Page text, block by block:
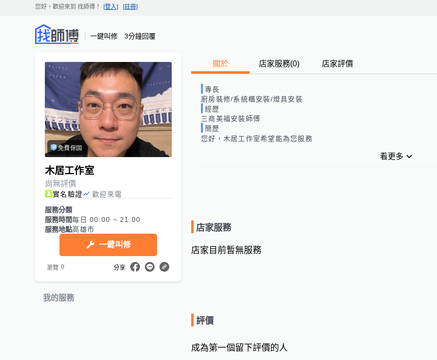
您好，歡迎來到 找師傅 ！ [登入] [註冊]
一鍵叫修 3分鐘回覆
免費保固
木居工作室
尚無評價
實名驗證
歡迎來電
服務分類
服務時間每日 00:00 ~ 21:00
服務地點高雄市
一鍵叫修
瀏覽 0 分享
我的服務
關於 店家服務(0) 店家評價
專長
廚房裝修/系統櫃安裝/燈具安裝
經歷
三商美福安裝師傅
簡歷
您好，木居工作室希望能為您服務
看更多
店家服務
店家目前暫無服務
評價
成為第一個留下評價的人